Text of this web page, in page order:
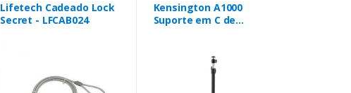
Lifetech Cadeado Lock
Secret - LFCAB024
Kensington A1000
Suporte em C de
e sistemas de